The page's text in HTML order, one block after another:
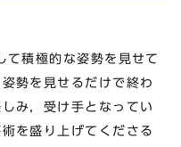
て積極的な姿勢を見せて
勢を見せるだけで終わ
み，受け手となってい
を盛り上げてくださる